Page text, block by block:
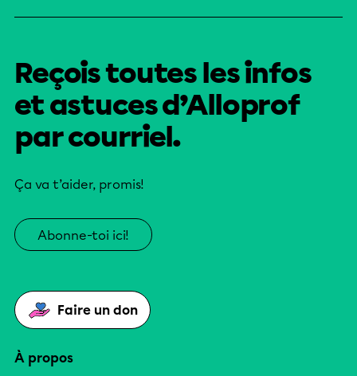
Reçois toutes les infos
et astuces d’Alloprof
par courriel.
Ça va t’aider, promis!
Abonne-toi ici!
Faire un don
À propos